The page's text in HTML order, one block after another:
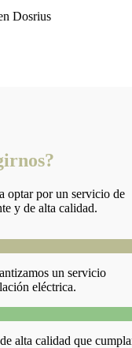
optar por un servicio de
y de alta calidad.
un servicio
eléctrica.
alta calidad que